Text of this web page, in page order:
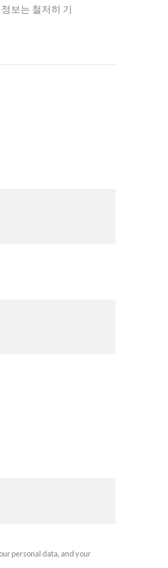
보는 철저히 기
personal data, and your